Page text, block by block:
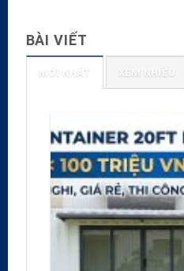
BÀI VIẾT
MỚI NHẤT XEM NHIỀU